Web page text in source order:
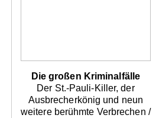
Die großen Kriminalfälle
Der St.-Pauli-Killer, der
Ausbrecherkönig und neun
weitere berühmte Verbrechen /